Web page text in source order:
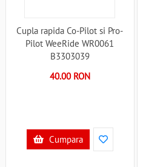
Cupla rapida Co-Pilot si Pro-
Pilot WeeRide WR0061
B3303039
40.00 RON
Cumpara